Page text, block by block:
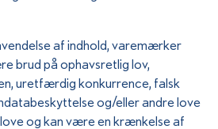
af indhold, varemærker
brud på ophavsretlig lov,
uretfærdig konkurrence, falsk
og/eller andre love
og kan være en krænkelse af